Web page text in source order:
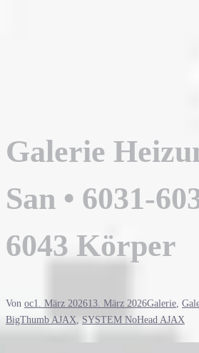
Galerie
San • 6031-
6043 Körper
Von oc1. März 202613. März 2026Galerie,
BigThumb AJAX, SYSTEM NoHead AJAX